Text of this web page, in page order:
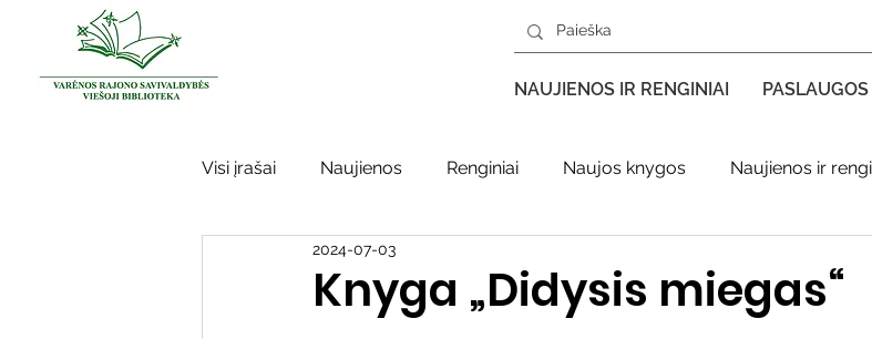
NAUJIENOS IR RENGINIAI PASLAUGOS
Visi įrašai Naujienos Renginiai Naujos knygos Naujienos ir
Kraštotyros darbai
Knyga „Didysis miegas“
2024-07-03